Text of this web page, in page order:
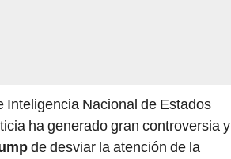
Inteligencia Nacional de Estados
ha generado gran controversia y
de desviar la atención de la